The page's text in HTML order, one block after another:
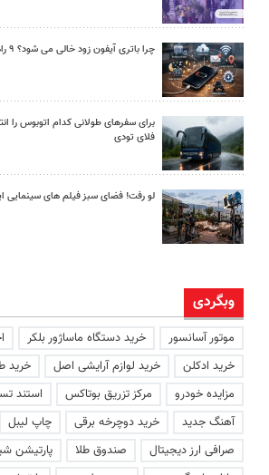
چرا باتری آیفون زود خالی می شود؟ ۹ راهکار واقعی
برای سفرهای طولانی کدام اتوبوس را
فلای تودی
لو رفت! فضای سبز فیلم های سینمایی
وبگردی
موتور آسانسور خرید دستگاه ماساژور بلکر
خرید ادکلن
خرید لوازم آرایشی اصل
خرید
مزایده خودرو
مرکز تزریق بوتاکس استند
آهنگ جدید
خرید دوچرخه برقی چاپ لیبل
صرافی ارز دیجیتال
صندوق طلا
پارتیشن